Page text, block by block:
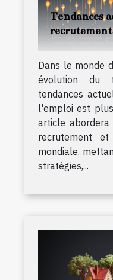
Tendances
Dans le monde
évolution du
tendances
l'emploi est
article
recrutement
mondiale,
stratégies,...